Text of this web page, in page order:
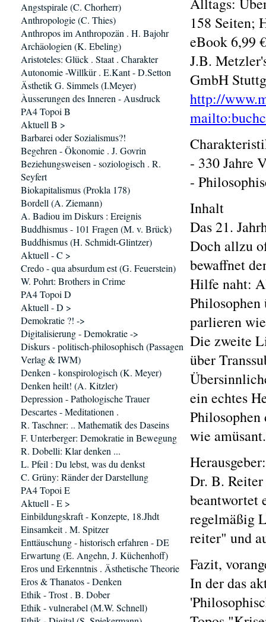
158 Seiten;
eBook 6,99 €
J.B.
GmbH
http://
- 330 Jahre
-
Inhalt
Das 21.
Doch allzu
bewaffnet
Hilfe naht:
parlieren
Die zweite
über
ein echtes
Philosophen
wie amüsant.
Dr. B.
beantwortet
regelmäßig
reiter" und
Fazit,
In der das
Angstspirale (C. Chorherr)
Anthropologie (C. Thies)
Anthropos im Anthropozän . H. Bajohr
Archäologien (K. Ebeling)
Aristoteles: Glück . Staat . Charakter
Autonomie -Willkür . E.Kant - D.Setton
Ästhetik G. Simmels (I.Meyer)
Àusserungen des Inneren - Ausdruck
PA4 Topoi B
Aktuell B >
Barbarei oder Sozialismus?!
Begehren - Ökonomie . J. Govrin
Beziehungsweisen - soziologisch . R.
Seyfert
Biokapitalismus (Prokla 178)
Bordell (A. Ziemann)
A. Badiou im Diskurs : Ereignis
Buddhismus - 101 Fragen (M. v. Brück)
Buddhismus (H. Schmidt-Glintzer)
Aktuell - C >
Credo - qua absurdum est (G. Feuerstein)
W. Pohrt: Brothers in Crime
PA4 Topoi D
Aktuell - D >
Demokratie ?! ->
Digitalisierung - Demokratie ->
Diskurs - politisch-philosophisch (Passagen
Verlag & IWM)
Denken - konspirologisch (K. Meyer)
Denken heilt! (A. Kitzler)
Depression - Pathologische Trauer
Descartes - Meditationen .
R. Taschner: .. Mathematik des Daseins
F. Unterberger: Demokratie in Bewegung
R. Dobelli: Klar denken ...
L. Pfeil : Du lebst, was du denkst
C. Grüny: Ränder der Darstellung
PA4 Topoi E
Aktuell - E >
Einbildungskraft - Konzepte, 18.Jhdt
Einsamkeit . M. Spitzer
Enttäuschung - historisch erfahren - DE
Erwartung (E. Angehn, J. Küchenhoff)
Eros und Erkenntnis . Ästhetische Theorie
Eros & Thanatos - Denken
Ethik - Trost . B. Dober
Ethik - vulnerabel (M.W. Schnell)